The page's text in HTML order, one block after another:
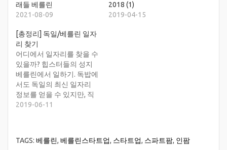
래들 베를린
2021-08-09
2018 (1)
2019-04-15
[총정리] 독일/베를린 일자
리 찾기
어디에서 일자리를 찾을 수
있을까? 힙스터들의 성지
베를린에서 일하기. 독밥에
서도 독일의 최신 일자리
정보를 얻을 수 있지만, 직
접 더 열심히 발품을 팔고
린리포트, 독일유학생네트
2019-06-11
TAGS: 베를린, 베를린스타트업, 스타트업, 스파트팜, 인팜